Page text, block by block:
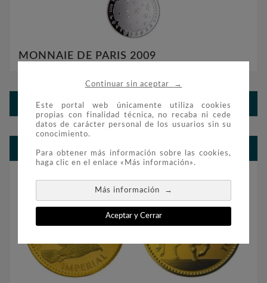
Continuar sin aceptar →
Este portal web únicamente utiliza cookies
propias con finalidad técnica, no recaba ni cede
datos de carácter personal de los usuarios sin su
conocimiento.
Para obtener más información sobre las cookies,
haga clic en el enlace «Más información».
Más información →
Aceptar y Cerrar
MONNAIE DE PARIS 2009
MONNAIE DE PARIS 2009
BLOG FILATELIA Y NUMISMÁTICA